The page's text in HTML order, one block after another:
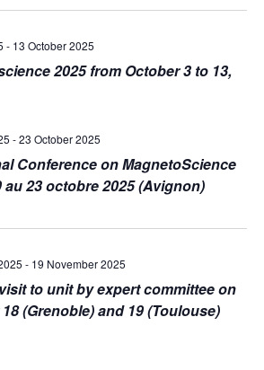
2025 from October 3 to 13,
- 13 October 2025
Conference on MagnetoScience
au 23 octobre 2025 (Avignon)
-23 October 2025
to unit by expert committee on
(Grenoble) and 19 (Toulouse)
- 19 November 2025